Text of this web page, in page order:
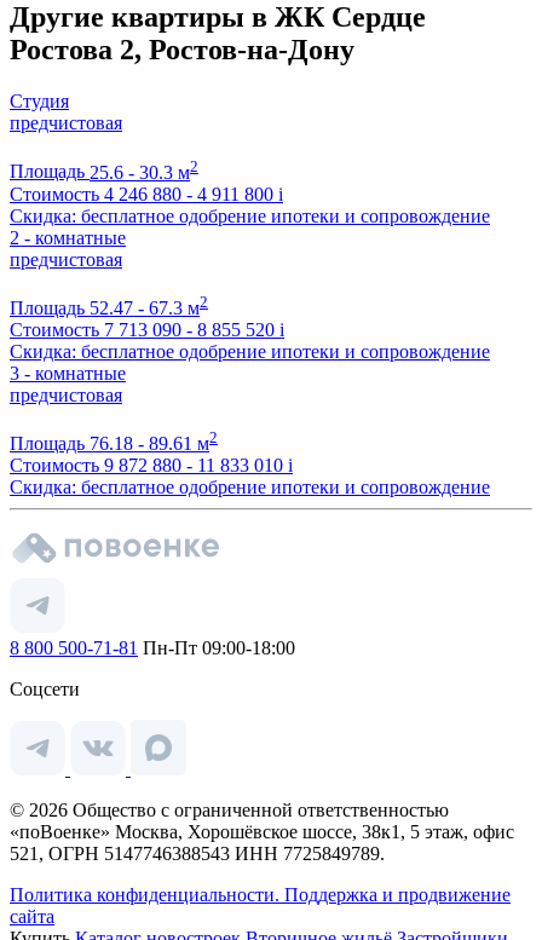
Другие квартиры в ЖК Сердце
Ростова 2, Ростов-на-Дону
Студия
предчистовая
Площадь 25.6 - 30.3 м2
Стоимость 4 246 880 - 4 911 800 i
Скидка: бесплатное одобрение ипотеки и сопровождение
2 - комнатные
предчистовая
Площадь 52.47 - 67.3 м2
Стоимость 7 713 090 - 8 855 520 i
Скидка: бесплатное одобрение ипотеки и сопровождение
3 - комнатные
предчистовая
Площадь 76.18 - 89.61 м2
Стоимость 9 872 880 - 11 833 010 i
Скидка: бесплатное одобрение ипотеки и сопровождение
8 800 500-71-81 Пн-Пт 09:00-18:00
Соцсети
© 2026 Общество с ограниченной ответственностью
«поВоенке» Москва, Хорошёвское шоссе, 38к1, 5 этаж, офис
521, ОГРН 5147746388543 ИНН 7725849789.
Политика конфиденциальности. Поддержка и продвижение
сайта